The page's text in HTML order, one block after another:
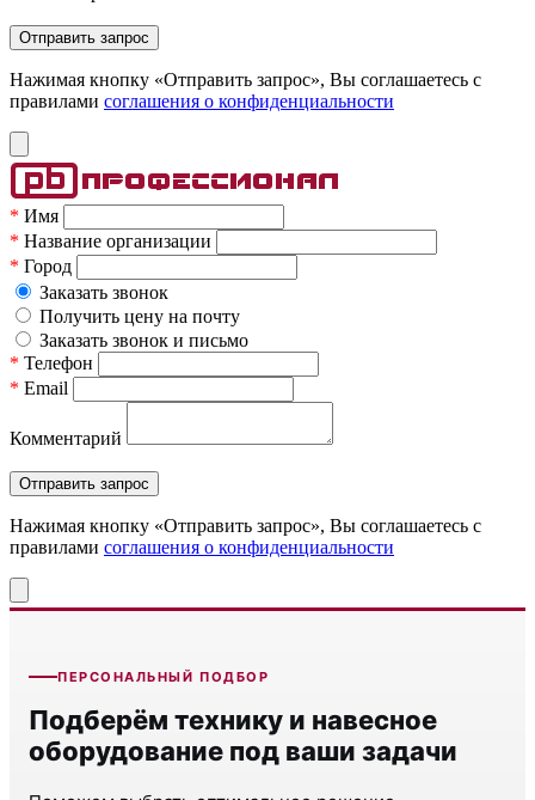
Нажимая кнопку «Отправить запрос», Вы соглашаетесь c
правилами соглашения о конфиденциальности
* Имя
* Название организации
* Город
Заказать звонок
Получить цену на почту
Заказать звонок и письмо
* Телефон
* Email
Комментарий
Нажимая кнопку «Отправить запрос», Вы соглашаетесь c
правилами соглашения о конфиденциальности
ПЕРСОНАЛЬНЫЙ ПОДБОР
Подберём технику и навесное
оборудование под ваши задачи